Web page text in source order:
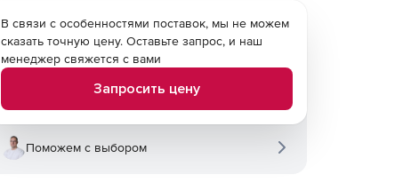
В связи с особенностями поставок, мы не можем
сказать точную цену. Оставьте запрос, и наш
менеджер свяжется с вами
Запросить цену
Поможем с выбором